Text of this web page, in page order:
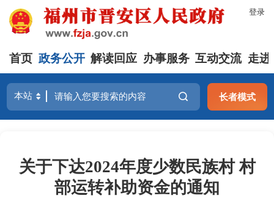
登录
首页 政务公开 解读回应 办事服务 互动交流 走进
长者模式
关于下达2024年度少数民族村 村
部运转补助资金的通知